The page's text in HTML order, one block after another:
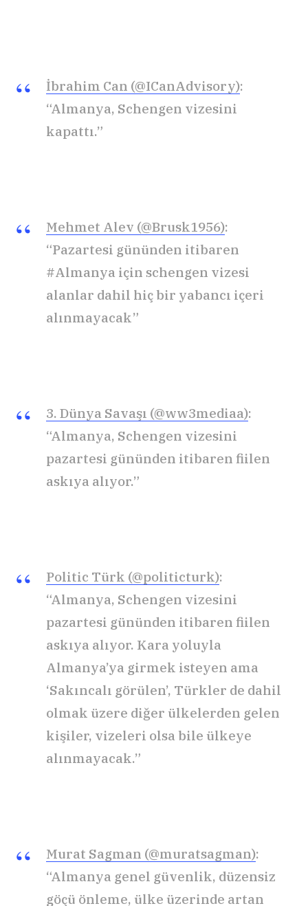
İbrahim Can (@ICanAdvisory):
“Almanya, Schengen vizesini
kapattı.”
Mehmet Alev (@Brusk1956):
“Pazartesi gününden itibaren
#Almanya için schengen vizesi
alanlar dahil hiç bir yabancı içeri
alınmayacak”
3. Dünya Savaşı (@ww3mediaa):
“Almanya, Schengen vizesini
pazartesi gününden itibaren fiilen
askıya alıyor.”
Politic Türk (@politicturk):
“Almanya, Schengen vizesini
pazartesi gününden itibaren fiilen
askıya alıyor. Kara yoluyla
Almanya’ya girmek isteyen ama
‘Sakıncalı görülen’, Türkler de dahil
olmak üzere diğer ülkelerden gelen
kişiler, vizeleri olsa bile ülkeye
alınmayacak.”
Murat Sagman (@muratsagman):
“Almanya genel güvenlik, düzensiz
göçü önleme, ülke üzerinde artan